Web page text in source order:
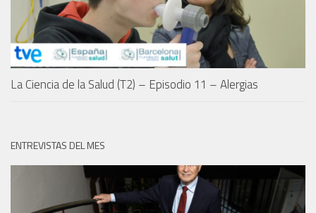
La Ciencia de la Salud (T2) – Episodio 11 – Alergias
ENTREVISTAS DEL MES